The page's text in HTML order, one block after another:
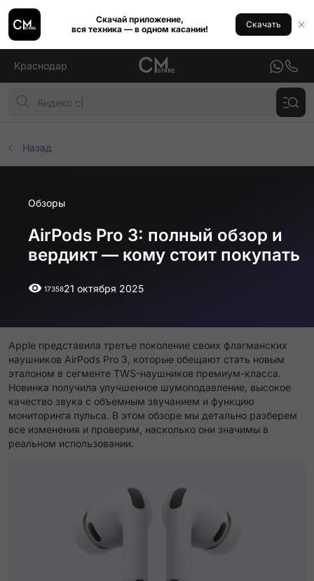
Скачай приложение,
вся техника — в одном касании!
Скачать
Краснодар
Назад
Обзоры
AirPods Pro 3: полный обзор и
вердикт — кому стоит покупать
1735821 октября 2025
Apple представила третье поколение своих флагманских
наушников AirPods Pro 3, которые обещают стать новым
эталоном в сегменте TWS-наушников премиум-класса.
Новинка получила улучшенное шумоподавление, высокое
качество звука с объемным звучанием и функцию
мониторинга пульса. В этом обзоре мы детально разберем
все изменения и проверим, насколько они значимы в
реальном использовании.